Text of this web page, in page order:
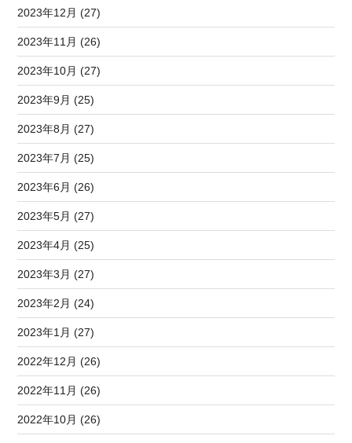
2023年12月 (27)
2023年11月 (26)
2023年10月 (27)
2023年9月 (25)
2023年8月 (27)
2023年7月 (25)
2023年6月 (26)
2023年5月 (27)
2023年4月 (25)
2023年3月 (27)
2023年2月 (24)
2023年1月 (27)
2022年12月 (26)
2022年11月 (26)
2022年10月 (26)